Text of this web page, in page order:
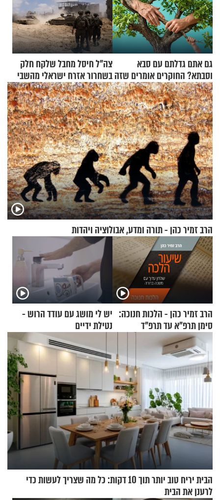
גם אתם גדלתם עם סבא
וסבתא? החוקרים אומרים שזה
מתכון מנצח
צה"ל חיסל מחבל שלקח חלק
בשחרור אזרח ישראלי מהשבי
הרב זמיר כהן - תורה ומדע, אבולוציה ויהדות
הרב זמיר כהן - הלכות חנוכה:
סימן תרפ"א עד תרפ"ד
יש לי מושג עם עודד הרוש -
נטילת ידיים
הבית יריח טוב יותר תוך 10 דקות: כל מה שצריך לעשות כדי
לרענן את הבית